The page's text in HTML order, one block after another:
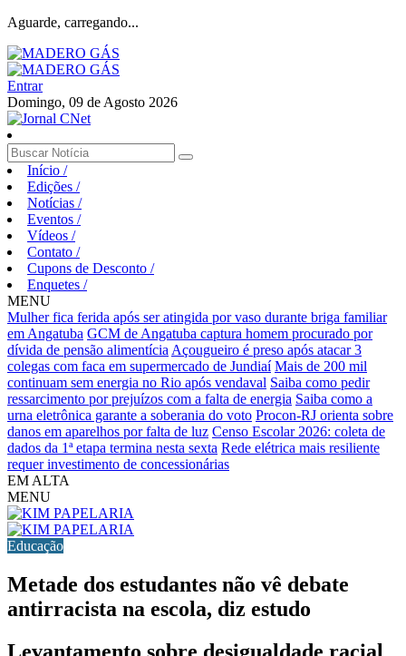
Aguarde, carregando...
Entrar
Domingo, 09 de Agosto 2026
Início /
Edições /
Notícias /
Eventos /
Vídeos /
Contato /
Cupons de Desconto /
Enquetes /
MENU
Mulher fica ferida após ser atingida por vaso durante briga familiar
em Angatuba GCM de Angatuba captura homem procurado por
dívida de pensão alimentícia Açougueiro é preso após atacar 3
colegas com faca em supermercado de Jundiaí Mais de 200 mil
continuam sem energia no Rio após vendaval Saiba como pedir
ressarcimento por prejuízos com a falta de energia Saiba como a
urna eletrônica garante a soberania do voto Procon-RJ orienta sobre
danos em aparelhos por falta de luz Censo Escolar 2026: coleta de
dados da 1ª etapa termina nesta sexta Rede elétrica mais resiliente
requer investimento de concessionárias
EM ALTA
MENU
Educação
Metade dos estudantes não vê debate
antirracista na escola, diz estudo